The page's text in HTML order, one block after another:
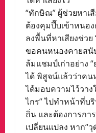
“ทักษิณ” ผู้ช่วยหาเ
ต้องคุมปี๊บเข้าหนอ
ลงพื้นที่หาเสียงช่วย
ขอคนหนองคายสนั
ล้มแชมป์เก่าอย่าง
ได้ พิสูจน์แล้วว่าคน
ได้มอบความไว้วาง
ไกร” ไปทำหน้าที่บ
ถิ่น และต้องการการ
เปลี่ยนแปลง หาก“วุ